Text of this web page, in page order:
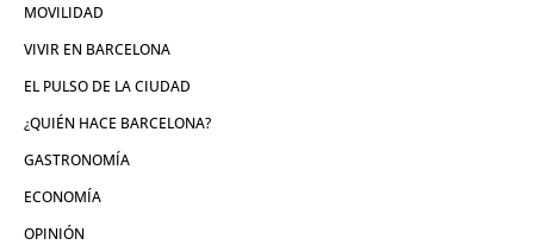
MOVILIDAD
VIVIR EN BARCELONA
EL PULSO DE LA CIUDAD
¿QUIÉN HACE BARCELONA?
GASTRONOMÍA
ECONOMÍA
OPINIÓN